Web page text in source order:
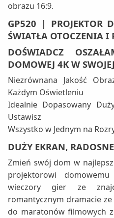
obrazu 16:9.
GP520 | PROJEKTOR
ŚWIATŁA OTOCZENIA I
DOŚWIADCZ
DOMOWEJ 4K W
Niezrównana Jakość
Każdym Oświetleniu
Idealnie Dopasowany
Ustawisz
Wszystko w Jednym na
DUŻY EKRAN,
Zmień swój dom w
projektorowi
wieczory gier ze
romantycznym dramacie
do maratonów filmowych